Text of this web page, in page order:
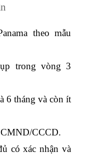
theo mẫu
trong vòng 3
6 tháng và còn ít
CMND/CCCD.
có xác nhận và